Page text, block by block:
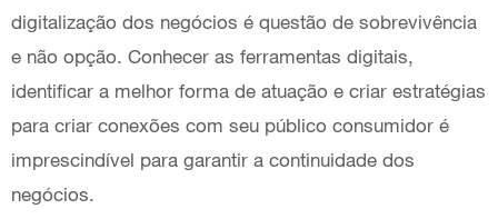
digitalização dos negócios é questão de sobrevivência
e não opção. Conhecer as ferramentas digitais,
identificar a melhor forma de atuação e criar estratégias
para criar conexões com seu público consumidor é
imprescindível para garantir a continuidade dos
negócios.